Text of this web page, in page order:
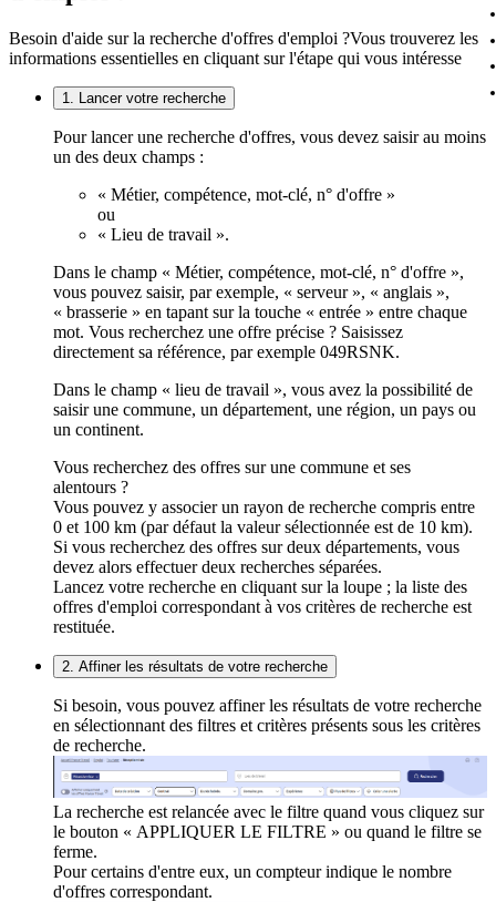
Besoin d'aide sur la recherche d'offres d'emploi ?Vous trouverez les
informations essentielles en cliquant sur l'étape qui vous intéresse
1. Lancer votre recherche
Pour lancer une recherche d'offres, vous devez saisir au moins
un des deux champs :
« Métier, compétence, mot-clé, n° d'offre »
ou
« Lieu de travail ».
Dans le champ « Métier, compétence, mot-clé, n° d'offre »,
vous pouvez saisir, par exemple, « serveur », « anglais »,
« brasserie » en tapant sur la touche « entrée » entre chaque
mot. Vous recherchez une offre précise ? Saisissez
directement sa référence, par exemple 049RSNK.
Dans le champ « lieu de travail », vous avez la possibilité de
saisir une commune, un département, une région, un pays ou
un continent.
Vous recherchez des offres sur une commune et ses
alentours ?
Vous pouvez y associer un rayon de recherche compris entre
0 et 100 km (par défaut la valeur sélectionnée est de 10 km).
Si vous recherchez des offres sur deux départements, vous
devez alors effectuer deux recherches séparées.
Lancez votre recherche en cliquant sur la loupe ; la liste des
offres d'emploi correspondant à vos critères de recherche est
restituée.
2. Affiner les résultats de votre recherche
Si besoin, vous pouvez affiner les résultats de votre recherche
en sélectionnant des filtres et critères présents sous les critères
de recherche.
La recherche est relancée avec le filtre quand vous cliquez sur
le bouton « APPLIQUER LE FILTRE » ou quand le filtre se
ferme.
Pour certains d'entre eux, un compteur indique le nombre
d'offres correspondant.